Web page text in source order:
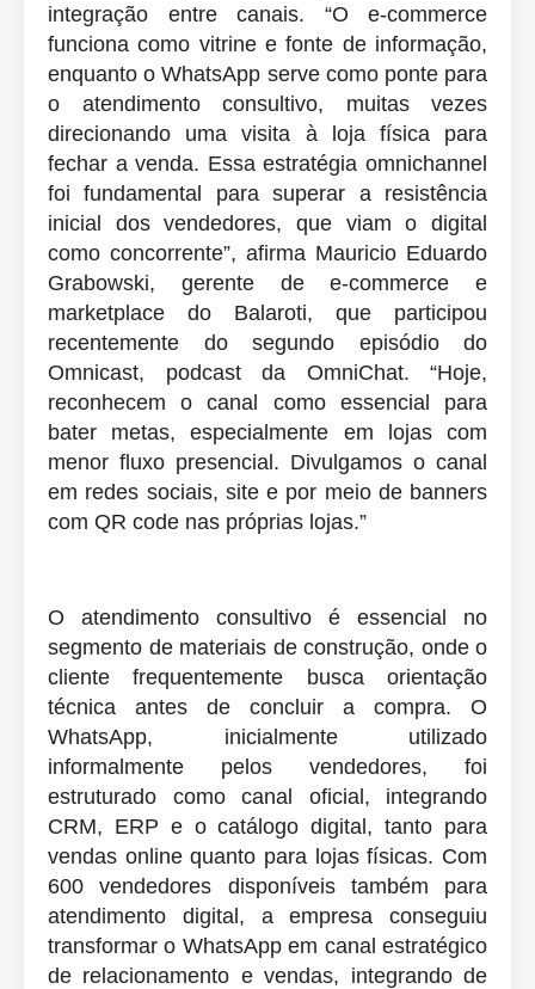
integração entre canais. “O e-commerce
funciona como vitrine e fonte de informação,
enquanto o WhatsApp serve como ponte para
o atendimento consultivo, muitas vezes
direcionando uma visita à loja física para
fechar a venda. Essa estratégia omnichannel
foi fundamental para superar a resistência
inicial dos vendedores, que viam o digital
como concorrente”, afirma Mauricio Eduardo
Grabowski, gerente de e-commerce e
marketplace do Balaroti, que participou
recentemente do segundo episódio do
Omnicast, podcast da OmniChat. “Hoje,
reconhecem o canal como essencial para
bater metas, especialmente em lojas com
menor fluxo presencial. Divulgamos o canal
em redes sociais, site e por meio de banners
com QR code nas próprias lojas.”
O atendimento consultivo é essencial no
segmento de materiais de construção, onde o
cliente frequentemente busca orientação
técnica antes de concluir a compra. O
WhatsApp, inicialmente utilizado
informalmente pelos vendedores, foi
estruturado como canal oficial, integrando
CRM, ERP e o catálogo digital, tanto para
vendas online quanto para lojas físicas. Com
600 vendedores disponíveis também para
atendimento digital, a empresa conseguiu
transformar o WhatsApp em canal estratégico
de relacionamento e vendas, integrando de